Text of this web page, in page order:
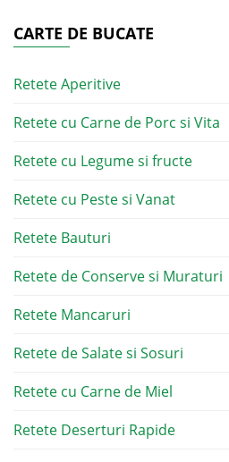
CARTE DE BUCATE
Retete Aperitive
Retete cu Carne de Porc si Vita
Retete cu Legume si fructe
Retete cu Peste si Vanat
Retete Bauturi
Retete de Conserve si Muraturi
Retete Mancaruri
Retete de Salate si Sosuri
Retete cu Carne de Miel
Retete Deserturi Rapide